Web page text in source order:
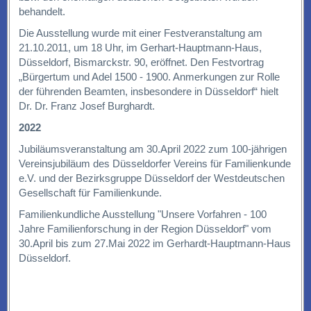
behandelt.
Die Ausstellung wurde mit einer Festveranstaltung am
21.10.2011, um 18 Uhr, im Gerhart-Hauptmann-Haus,
Düsseldorf, Bismarckstr. 90, eröffnet. Den Festvortrag
„Bürgertum und Adel 1500 - 1900. Anmerkungen zur Rolle
der führenden Beamten, insbesondere in Düsseldorf“ hielt
Dr. Dr. Franz Josef Burghardt.
2022
Jubiläumsveranstaltung am 30.April 2022 zum 100-jährigen
Vereinsjubiläum des Düsseldorfer Vereins für Familienkunde
e.V. und der Bezirksgruppe Düsseldorf der Westdeutschen
Gesellschaft für Familienkunde.
Familienkundliche Ausstellung "Unsere Vorfahren - 100
Jahre Familienforschung in der Region Düsseldorf" vom
30.April bis zum 27.Mai 2022 im Gerhardt-Hauptmann-Haus
Düsseldorf.